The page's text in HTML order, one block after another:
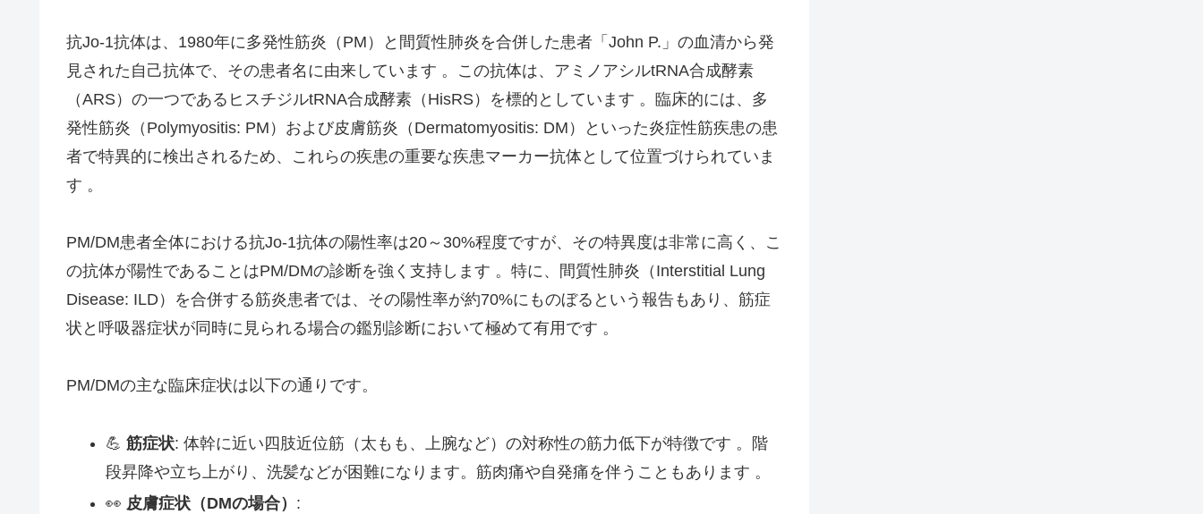
抗Jo-1抗体は、1980年に多発性筋炎（PM）と間質性肺炎を合併した患者「John P.」の血清から発
見された自己抗体で、その患者名に由来しています 。この抗体は、アミノアシルtRNA合成酵素
（ARS）の一つであるヒスチジルtRNA合成酵素（HisRS）を標的としています 。臨床的には、多
発性筋炎（Polymyositis: PM）および皮膚筋炎（Dermatomyositis: DM）といった炎症性筋疾患の患
者で特異的に検出されるため、これらの疾患の重要な疾患マーカー抗体として位置づけられていま
す 。
PM/DM患者全体における抗Jo-1抗体の陽性率は20～30%程度ですが、その特異度は非常に高く、こ
の抗体が陽性であることはPM/DMの診断を強く支持します 。特に、間質性肺炎（Interstitial Lung
Disease: ILD）を合併する筋炎患者では、その陽性率が約70%にものぼるという報告もあり、筋症
状と呼吸器症状が同時に見られる場合の鑑別診断において極めて有用です 。
PM/DMの主な臨床症状は以下の通りです。
💪 筋症状: 体幹に近い四肢近位筋（太もも、上腕など）の対称性の筋力低下が特徴です 。階
段昇降や立ち上がり、洗髪などが困難になります。筋肉痛や自発痛を伴うこともあります 。
👀 皮膚症状（DMの場合） :